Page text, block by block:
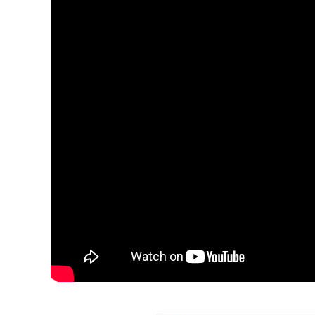
-La gran catarsis. Traca final de larga